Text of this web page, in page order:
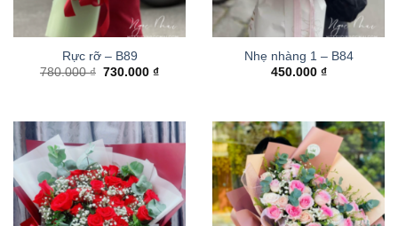
Rực rỡ – B89
780.000₫ Giá
730.000₫Giá
Nhẹ nhàng 1 – B84
450.000 ₫